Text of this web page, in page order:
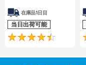
在庫品1日目
当日出荷可能